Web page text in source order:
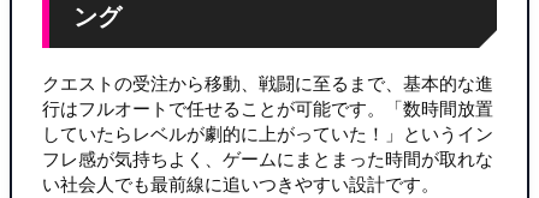
ング
クエストの受注から移動、戦闘に至るまで、基本的な進
行はフルオートで任せることが可能です。「数時間放置
していたらレベルが劇的に上がっていた！」というイン
フレ感が気持ちよく、ゲームにまとまった時間が取れな
い社会人でも最前線に追いつきやすい設計です。